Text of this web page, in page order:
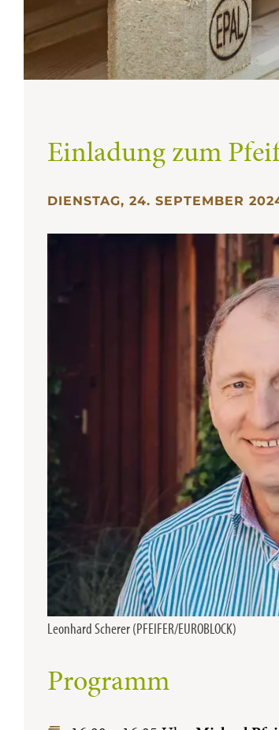
Einladung zum
DIENSTAG, 24. SEPTEMBER
Leonhard Scherer (PFEIFER/EUROBLOCK)
Programm